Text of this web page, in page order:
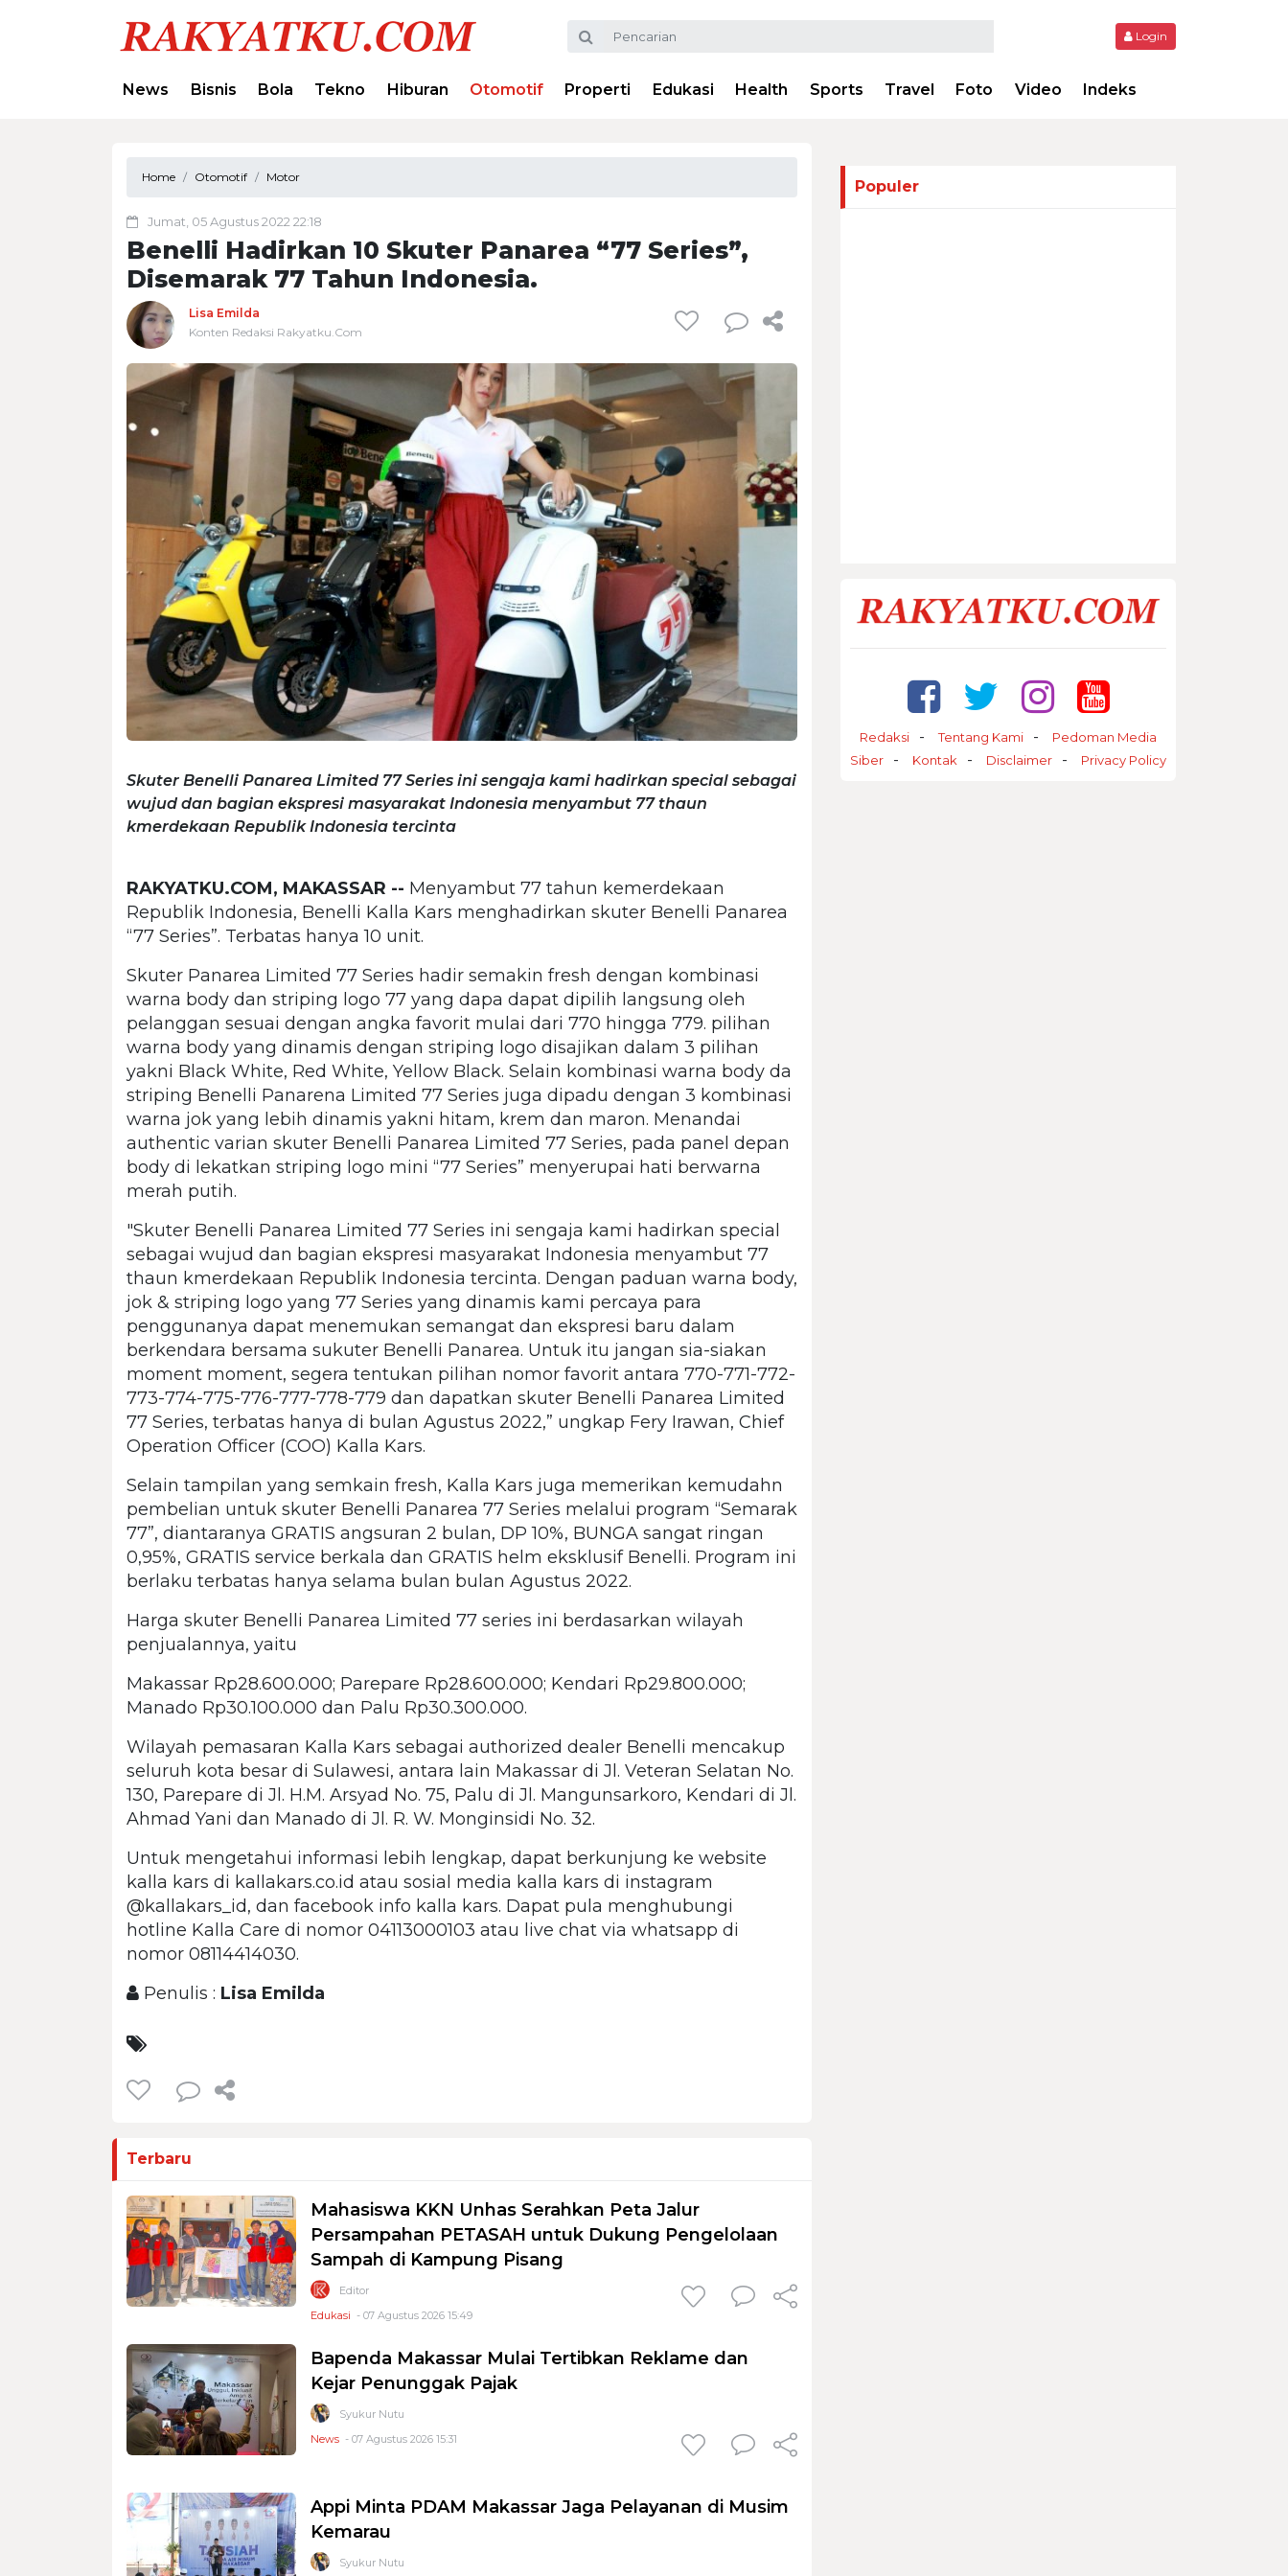
Login
News Bisnis Bola Tekno Hiburan Otomotif Properti Edukasi Health Sports Travel Foto Video Indeks
Home Otomotif Motor
Jumat, 05 Agustus 2022 22:18
Benelli Hadirkan 10 Skuter Panarea “77 Series”,
Disemarak 77 Tahun Indonesia.
Lisa Emilda
Konten Redaksi Rakyatku.Com
Skuter Benelli Panarea Limited 77 Series ini sengaja kami hadirkan special sebagai
wujud dan bagian ekspresi masyarakat Indonesia menyambut 77 thaun
kmerdekaan Republik Indonesia tercinta
RAKYATKU.COM, MAKASSAR -- Menyambut 77 tahun kemerdekaan
Republik Indonesia, Benelli Kalla Kars menghadirkan skuter Benelli Panarea
“77 Series”. Terbatas hanya 10 unit.
Skuter Panarea Limited 77 Series hadir semakin fresh dengan kombinasi
warna body dan striping logo 77 yang dapa dapat dipilih langsung oleh
pelanggan sesuai dengan angka favorit mulai dari 770 hingga 779. pilihan
warna body yang dinamis dengan striping logo disajikan dalam 3 pilihan
yakni Black White, Red White, Yellow Black. Selain kombinasi warna body da
striping Benelli Panarena Limited 77 Series juga dipadu dengan 3 kombinasi
warna jok yang lebih dinamis yakni hitam, krem dan maron. Menandai
authentic varian skuter Benelli Panarea Limited 77 Series, pada panel depan
body di lekatkan striping logo mini “77 Series” menyerupai hati berwarna
merah putih.
"Skuter Benelli Panarea Limited 77 Series ini sengaja kami hadirkan special
sebagai wujud dan bagian ekspresi masyarakat Indonesia menyambut 77
thaun kmerdekaan Republik Indonesia tercinta. Dengan paduan warna body,
jok & striping logo yang 77 Series yang dinamis kami percaya para
penggunanya dapat menemukan semangat dan ekspresi baru dalam
berkendara bersama sukuter Benelli Panarea. Untuk itu jangan sia-siakan
moment moment, segera tentukan pilihan nomor favorit antara 770-771-772-
773-774-775-776-777-778-779 dan dapatkan skuter Benelli Panarea Limited
77 Series, terbatas hanya di bulan Agustus 2022,” ungkap Fery Irawan, Chief
Operation Officer (COO) Kalla Kars.
Selain tampilan yang semkain fresh, Kalla Kars juga memerikan kemudahn
pembelian untuk skuter Benelli Panarea 77 Series melalui program “Semarak
77”, diantaranya GRATIS angsuran 2 bulan, DP 10%, BUNGA sangat ringan
0,95%, GRATIS service berkala dan GRATIS helm eksklusif Benelli. Program ini
berlaku terbatas hanya selama bulan bulan Agustus 2022.
Harga skuter Benelli Panarea Limited 77 series ini berdasarkan wilayah
penjualannya, yaitu
Makassar Rp28.600.000; Parepare Rp28.600.000; Kendari Rp29.800.000;
Manado Rp30.100.000 dan Palu Rp30.300.000.
Wilayah pemasaran Kalla Kars sebagai authorized dealer Benelli mencakup
seluruh kota besar di Sulawesi, antara lain Makassar di Jl. Veteran Selatan No.
130, Parepare di Jl. H.M. Arsyad No. 75, Palu di Jl. Mangunsarkoro, Kendari di Jl.
Ahmad Yani dan Manado di Jl. R. W. Monginsidi No. 32.
Untuk mengetahui informasi lebih lengkap, dapat berkunjung ke website
kalla kars di kallakars.co.id atau sosial media kalla kars di instagram
@kallakars_id, dan facebook info kalla kars. Dapat pula menghubungi
hotline Kalla Care di nomor 04113000103 atau live chat via whatsapp di
nomor 08114414030.
Penulis : Lisa Emilda
Terbaru
Mahasiswa KKN Unhas Serahkan Peta Jalur
Persampahan PETASAH untuk Dukung Pengelolaan
Sampah di Kampung Pisang
Editor
Edukasi - 07 Agustus 2026 15:49
Bapenda Makassar Mulai Tertibkan Reklame dan
Kejar Penunggak Pajak
Syukur Nutu
News - 07 Agustus 2026 15:31
Appi Minta PDAM Makassar Jaga Pelayanan di Musim
Kemarau
Syukur Nutu
Populer
Redaksi Tentang Kami
Pedoman Media
Siber
Kontak Disclaimer Privacy Policy